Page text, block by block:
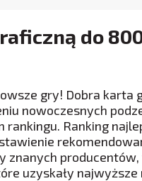
do
gry! Dobra karta
nowoczesnych
Ranking
producentów,
uzyskały najwyższe